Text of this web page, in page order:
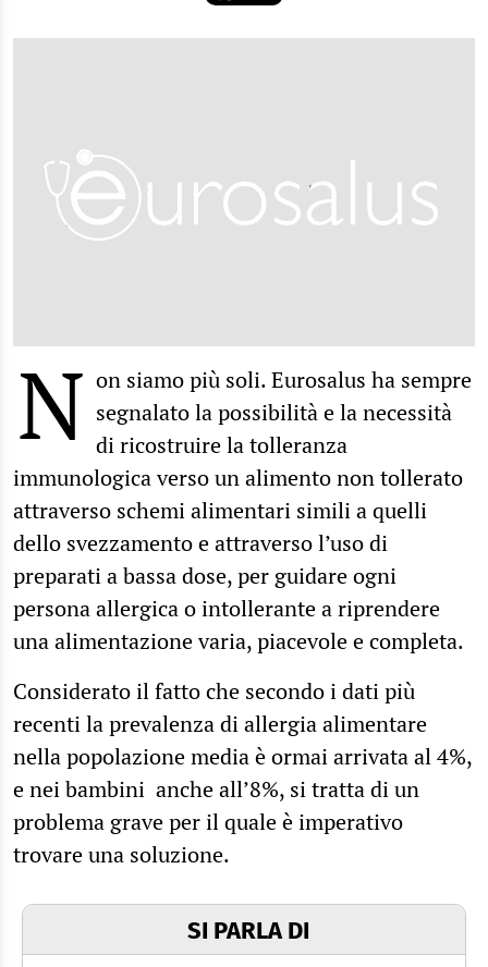
N on siamo più soli. Eurosalus ha sempre
segnalato la possibilità e la necessità
di ricostruire la tolleranza
immunologica verso un alimento non tollerato
attraverso schemi alimentari simili a quelli
dello svezzamento e attraverso l’uso di
preparati a bassa dose, per guidare ogni
persona allergica o intollerante a riprendere
una alimentazione varia, piacevole e completa.
Considerato il fatto che secondo i dati più
recenti la prevalenza di allergia alimentare
nella popolazione media è ormai arrivata al 4%,
e nei bambini anche all’8%, si tratta di un
problema grave per il quale è imperativo
trovare una soluzione.
SI PARLA DI